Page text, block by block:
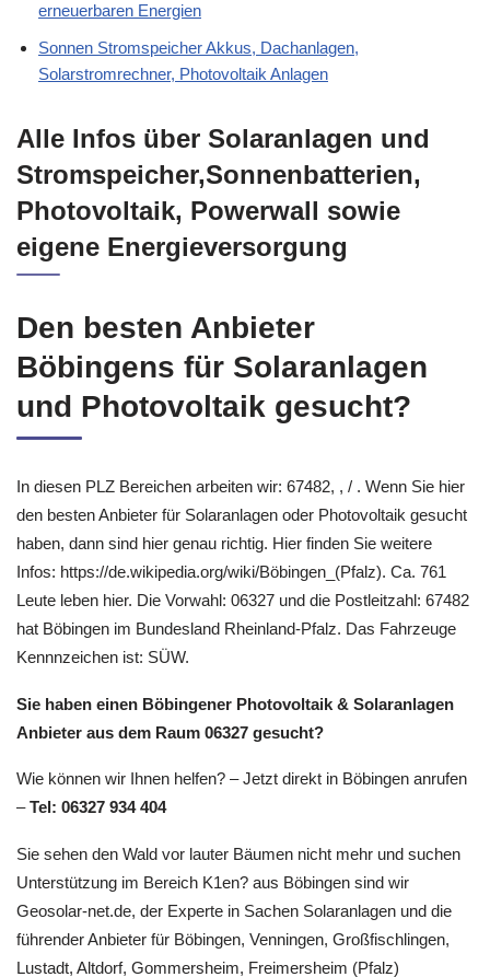
erneuerbaren Energien
Sonnen Stromspeicher Akkus, Dachanlagen,
Solarstromrechner, Photovoltaik Anlagen
Alle Infos über Solaranlagen und
Stromspeicher,Sonnenbatterien,
Photovoltaik, Powerwall sowie
eigene Energieversorgung
Den besten Anbieter
Böbingens für Solaranlagen
und Photovoltaik gesucht?
In diesen PLZ Bereichen arbeiten wir: 67482, , / . Wenn Sie hier
den besten Anbieter für Solaranlagen oder Photovoltaik gesucht
haben, dann sind hier genau richtig. Hier finden Sie weitere
Infos: https://de.wikipedia.org/wiki/Böbingen_(Pfalz). Ca. 761
Leute leben hier. Die Vorwahl: 06327 und die Postleitzahl: 67482
hat Böbingen im Bundesland Rheinland-Pfalz. Das Fahrzeuge
Kennnzeichen ist: SÜW.
Sie haben einen Böbingener Photovoltaik & Solaranlagen
Anbieter aus dem Raum 06327 gesucht?
Wie können wir Ihnen helfen? – Jetzt direkt in Böbingen anrufen
–Tel: 06327 934 404
Sie sehen den Wald vor lauter Bäumen nicht mehr und suchen
Unterstützung im Bereich K1en? aus Böbingen sind wir
Geosolar-net.de, der Experte in Sachen Solaranlagen und die
führender Anbieter für Böbingen, Venningen, Großfischlingen,
Lustadt, Altdorf, Gommersheim, Freimersheim (Pfalz)